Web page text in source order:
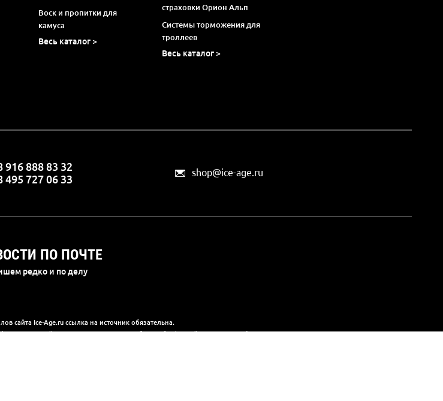
Воск и пропитки для
камуса
Весь каталог >
страховки Орион Альп
Системы торможения для
троллеев
Весь каталог >
916 888 83 32
495 727 06 33
shop@ice-age.ru
ПО ПОЧТЕ
редко и по делу
сайта Ice-Age.ru ссылка на источник обязательна.
характер и не является публичной офертой, определяемой